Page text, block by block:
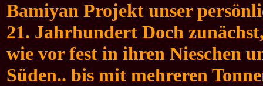
Bamiyan Projekt unser
21. Jahrhundert Doch
wie vor fest in ihren Nieschen
Süden.. bis mit mehreren